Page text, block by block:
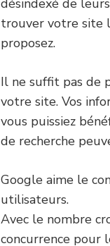
désindexé de
trouver votre site
proposez.
Il ne suffit pas de
votre site. Vos
vous puissiez
de recherche
Google aime le
utilisateurs.
Avec le nombre
concurrence pour